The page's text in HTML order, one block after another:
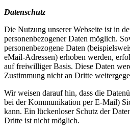
Datenschutz
Die Nutzung unserer Webseite ist in
personenbezogener Daten möglich.
personenbezogene Daten
eMail-Adressen) erhoben werden,
auf freiwilliger Basis. Diese Daten
Zustimmung nicht an Dritte
Wir weisen darauf hin, dass die
bei der Kommunikation per E-Mail)
kann. Ein lückenloser Schutz der
Dritte ist nicht möglich.